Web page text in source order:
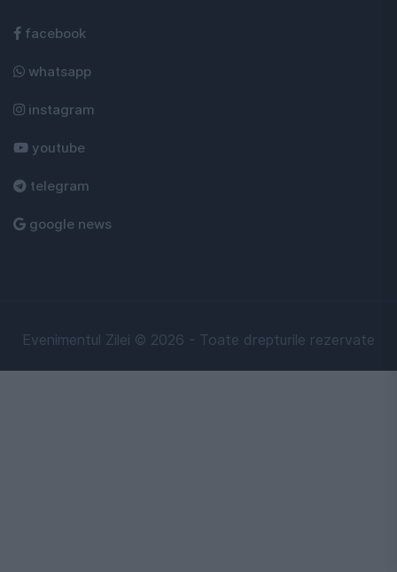
facebook
whatsapp
instagram
youtube
telegram
google news
Evenimentul Zilei © 2026 - Toate drepturile rezervate